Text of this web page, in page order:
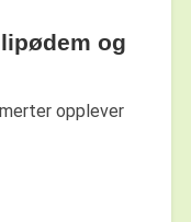
og
opplever